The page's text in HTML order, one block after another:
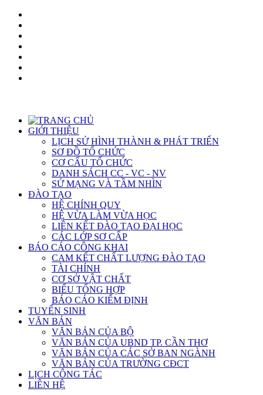
GIỚI THIỆU
LỊCH SỬ HÌNH THÀNH & PHÁT TRIỂN
SƠ ĐỒ TỔ CHỨC
CƠ CẤU TỔ CHỨC
DANH SÁCH CC - VC - NV
SỨ MẠNG VÀ TẦM NHÌN
ĐÀO TẠO
HỆ CHÍNH QUY
HỆ VỪA LÀM VỪA HỌC
LIÊN KẾT ĐÀO TẠO ĐẠI HỌC
CÁC LỚP SƠ CẤP
BÁO CÁO CÔNG KHAI
CAM KẾT CHẤT LƯỢNG ĐÀO TẠO
TÀI CHÍNH
CƠ SỞ VẬT CHẤT
BIỂU TỔNG HỢP
BÁO CÁO KIỂM ĐỊNH
TUYỂN SINH
VĂN BẢN
VĂN BẢN CỦA BỘ
VĂN BẢN CỦA UBND TP. CẦN THƠ
VĂN BẢN CỦA CÁC SỞ BAN NGÀNH
VĂN BẢN CỦA TRƯỜNG CĐCT
LỊCH CÔNG TÁC
LIÊN HỆ